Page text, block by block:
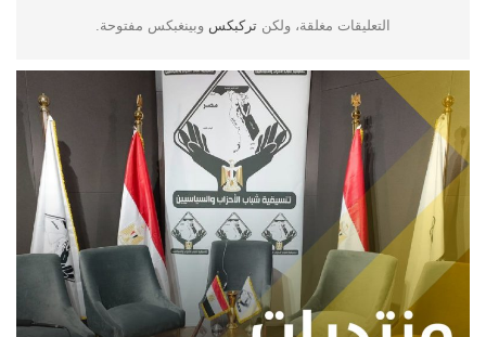
التعليقات مغلقة، ولكن تركبكس وبينغبكس مفتوحة.